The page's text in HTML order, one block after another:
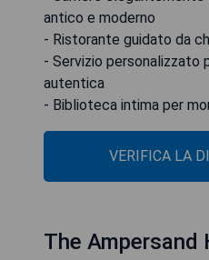
antico e moderno
- Ristorante guidato da
- Servizio personalizzato
autentica
- Biblioteca intima per
VERIFICA LA
The Ampersand